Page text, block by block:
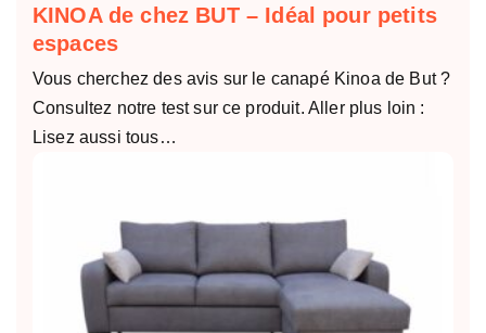
KINOA de chez BUT – Idéal pour petits
espaces
Vous cherchez des avis sur le canapé Kinoa de But ?
Consultez notre test sur ce produit. Aller plus loin :
Lisez aussi tous…